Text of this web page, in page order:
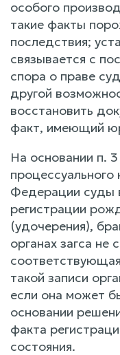
особого
такие факты
последствия;
связывается с
спора о праве
другой
восстановить
факт, имеющий
На основании п.
Федерации суды
регистрации
(удочерения),
органах загса не
такой записи
если она может
основании
факта
состояния.